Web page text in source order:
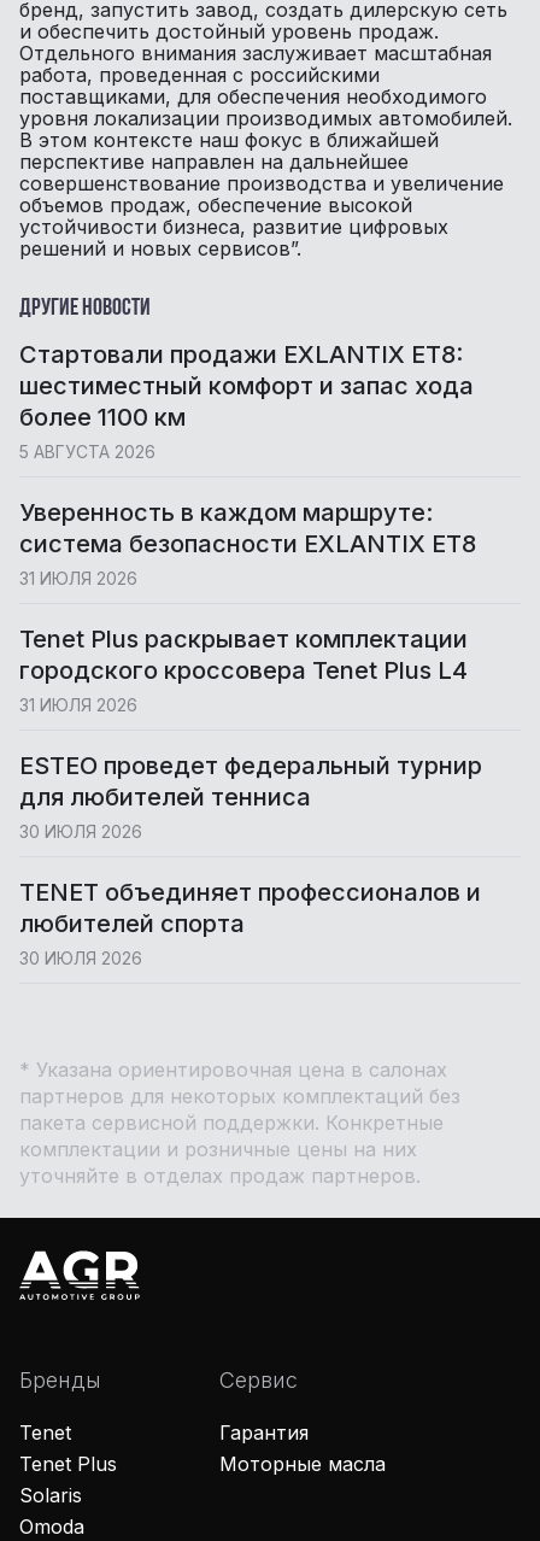
бренд, запустить завод, создать дилерскую сеть
и обеспечить достойный уровень продаж.
Отдельного внимания заслуживает масштабная
работа, проведенная с российскими
поставщиками, для обеспечения необходимого
уровня локализации производимых автомобилей.
В этом контексте наш фокус в ближайшей
перспективе направлен на дальнейшее
совершенствование производства и увеличение
объемов продаж, обеспечение высокой
устойчивости бизнеса, развитие цифровых
решений и новых сервисов”.
Другие новости
Cтартовали продажи EXLANTIX ET8:
шестиместный комфорт и запас хода
более 1100 км
5 АВГУСТА 2026
Уверенность в каждом маршруте:
система безопасности EXLANTIX ET8
31 ИЮЛЯ 2026
Tenet Plus раскрывает комплектации
городского кроссовера Tenet Plus L4
31 ИЮЛЯ 2026
ESTEO проведет федеральный турнир
для любителей тенниса
30 ИЮЛЯ 2026
TENET объединяет профессионалов и
любителей спорта
30 ИЮЛЯ 2026
* Указана ориентировочная цена в салонах
партнеров для некоторых комплектаций без
пакета сервисной поддержки. Конкретные
комплектации и розничные цены на них
уточняйте в отделах продаж партнеров.
Бренды
Tenet
Tenet Plus
Solaris
Omoda
Сервис
Гарантия
Моторные масла